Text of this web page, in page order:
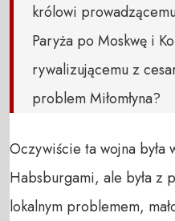
królowi
Paryża po Moskwę i
rywalizującemu z
problem Miłomłyna?
Oczywiście ta wojna była
Habsburgami, ale była z
lokalnym problemem,